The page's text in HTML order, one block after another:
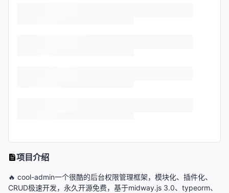
项目介绍
🔥 cool-admin一个很酷的后台权限管理框架，模块化、插件化、
CRUD极速开发，永久开源免费，基于midway.js 3.0、typeorm、